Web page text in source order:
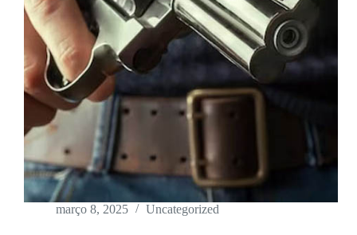
março 8, 2025 Uncategorized